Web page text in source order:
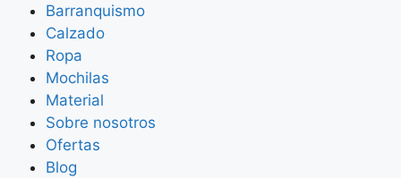
Barranquismo
Calzado
Ropa
Mochilas
Material
Sobre nosotros
Ofertas
Blog